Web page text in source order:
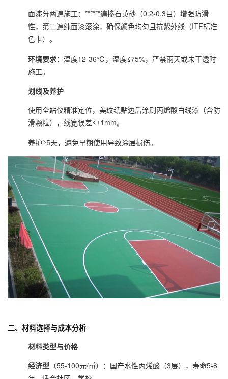
面漆分两遍施工：******遍掺石英砂（0.2-0.3目）增强防滑
性，第二遍纯面漆滚涂，确保颜色均匀且抗紫外线（ITF标准
色卡）。
环境要求：温度12-36℃，湿度≤75%，严禁雨天或未干透时
施工。
划线及养护
使用全站仪精准定位，美纹纸贴边后涂刷丙烯酸白线漆（含防
滑颗粒），线宽误差≤±1mm。
养护≥5天，避免早期使用导致涂层损伤。
二、材料选择与成本分析
材料类型与价格
经济型 （55-100元/㎡）：国产水性丙烯酸（3层），寿命5-8